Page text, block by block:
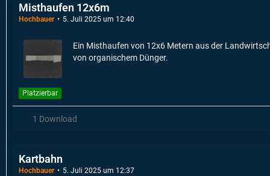
Misthaufen 12x6m
Hochbauer 5. Juli 2025 um 12:40
Ein Misthaufen von 12x6 Metern aus der
von organischem Dünger.
Platzierbar
1 Download
Kartbahn
Hochbauer 5. Juli 2025 um 12:37